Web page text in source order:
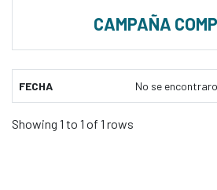
CAMPAÑA
FECHA No se
Showing 1 to 1 of 1 rows